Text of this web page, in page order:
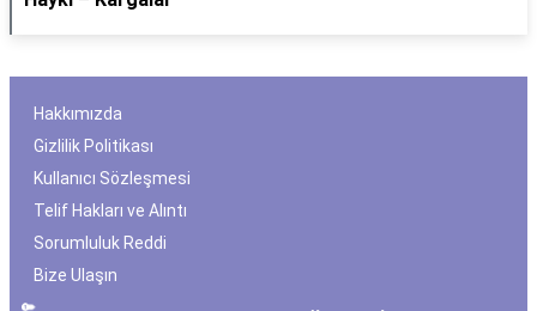
Hakkımızda
Gizlilik Politikası
Kullanıcı Sözleşmesi
Telif Hakları ve Alıntı
Sorumluluk Reddi
Bize Ulaşın